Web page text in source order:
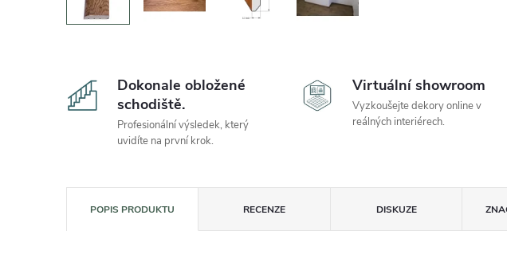
Dokonale obložené
schodiště.
Profesionální výsledek, který
uvidíte na první krok.
Virtuální showroom
Vyzkoušejte dekory online v
reálných interiérech.
POPIS PRODUKTU RECENZE DISKUZE